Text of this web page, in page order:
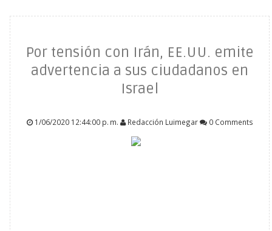
Por tensión con Irán, EE.UU. emite
advertencia a sus ciudadanos en
Israel
1/06/2020 12:44:00 p. m. Redacción Luimegar 0 Comments